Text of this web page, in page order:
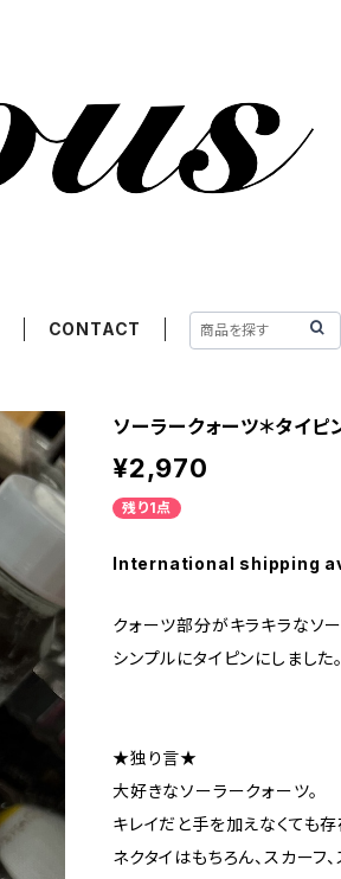
CONTACT
ソーラークォーツ＊タイピ
¥2,970
残り1点
International shipping
クォーツ部分がキラキラなソー
シンプルにタイピンにしました。
★独り言★
大好きなソーラークォーツ。
キレイだと手を加えなくても存
ネクタイはもちろん、スカーフ